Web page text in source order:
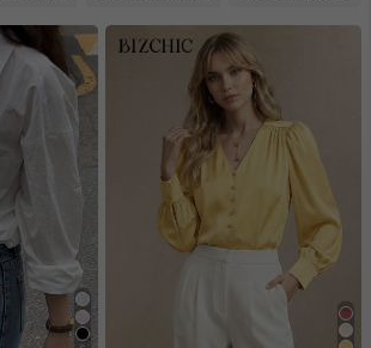
1.2M Suiveurs